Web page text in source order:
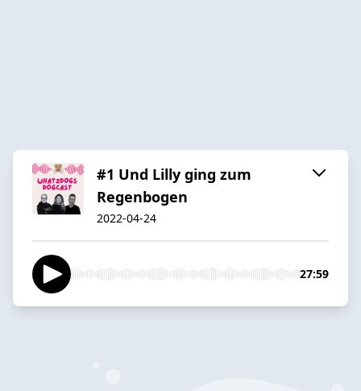
#1 Und Lilly ging zum
Regenbogen
2022-04-24
27:59